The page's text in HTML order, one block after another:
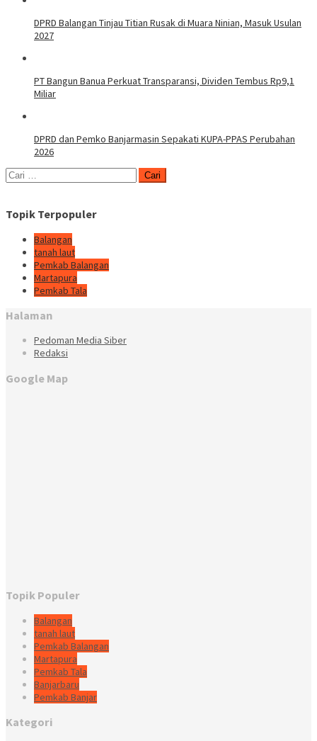
DPRD Balangan Tinjau Titian Rusak di Muara Ninian, Masuk Usulan
2027
PT Bangun Banua Perkuat Transparansi, Dividen Tembus Rp9,1
Miliar
DPRD dan Pemko Banjarmasin Sepakati KUPA-PPAS Perubahan
2026
Cari
untuk:
Topik Terpopuler
Balangan
tanah laut
Pemkab Balangan
Martapura
Pemkab Tala
Halaman
Pedoman Media Siber
Redaksi
Google Map
Topik Populer
Balangan
tanah laut
Pemkab Balangan
Martapura
Pemkab Tala
Banjarbaru
Pemkab Banjar
Kategori